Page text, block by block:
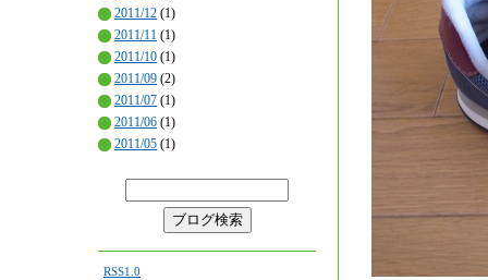
2011/12 (1)
2011/11 (1)
2011/10 (1)
2011/09 (2)
2011/07 (1)
2011/06 (1)
2011/05 (1)
RSS1.0